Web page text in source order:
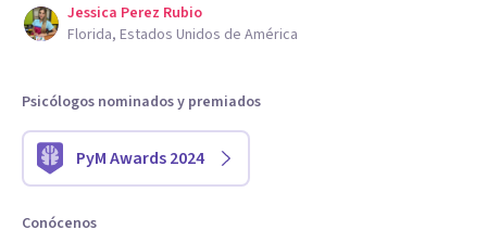
Jessica Perez Rubio
Florida, Estados Unidos de América
Psicólogos nominados y premiados
PyM Awards 2024
Conócenos